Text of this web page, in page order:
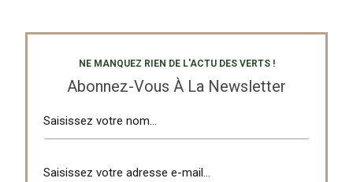
NE MANQUEZ RIEN DE L'ACTU DES VERTS !
Abonnez-Vous À La Newsletter
Nos Partenaires